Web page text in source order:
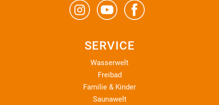
SERVICE
Wasserwelt
Freibad
Familie & Kinder
Saunawelt